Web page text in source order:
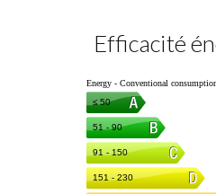
Efficacité